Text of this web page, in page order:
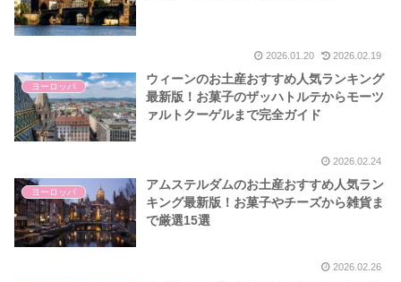
2026.01.20 2026.02.19
ヨーロッパ
ウィーンのお土産おすすめ人気ランキング
最新版！お菓子のザッハトルテからモーツ
ァルトクーゲルまで完全ガイド
2026.02.24
ヨーロッパ
アムステルダムのお土産おすすめ人気ラン
キング最新版！お菓子やチーズから雑貨ま
で厳選15選
2026.02.26